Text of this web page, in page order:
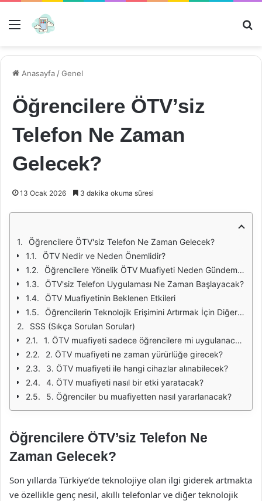
Menü
Anasayfa /Genel
Öğrencilere ÖTV’siz
Telefon Ne Zaman
Gelecek?
13 Ocak 2026 3 dakika okuma süresi
Öğrencilere ÖTV'siz Telefon Ne Zaman Gelecek?
ÖTV Nedir ve Neden Önemlidir?
Öğrencilere Yönelik ÖTV Muafiyeti Neden Gündeme Geldi?
ÖTV'siz Telefon Uygulaması Ne Zaman Başlayacak?
ÖTV Muafiyetinin Beklenen Etkileri
Öğrencilerin Teknolojik Erişimini Artırmak İçin Diğer Çözümler
SSS (Sıkça Sorulan Sorular)
1. ÖTV muafiyeti sadece öğrencilere mi uygulanacak?
2. ÖTV muafiyeti ne zaman yürürlüğe girecek?
3. ÖTV muafiyeti ile hangi cihazlar alınabilecek?
4. ÖTV muafiyeti nasıl bir etki yaratacak?
5. Öğrenciler bu muafiyetten nasıl yararlanacak?
Öğrencilere ÖTV’siz Telefon Ne
Zaman Gelecek?
Son yıllarda Türkiye’de teknolojiye olan ilgi giderek artmakta
ve özellikle genç nesil, akıllı telefonlar ve diğer teknolojik